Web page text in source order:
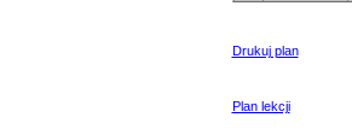
Drukuj plan
Plan lekcji